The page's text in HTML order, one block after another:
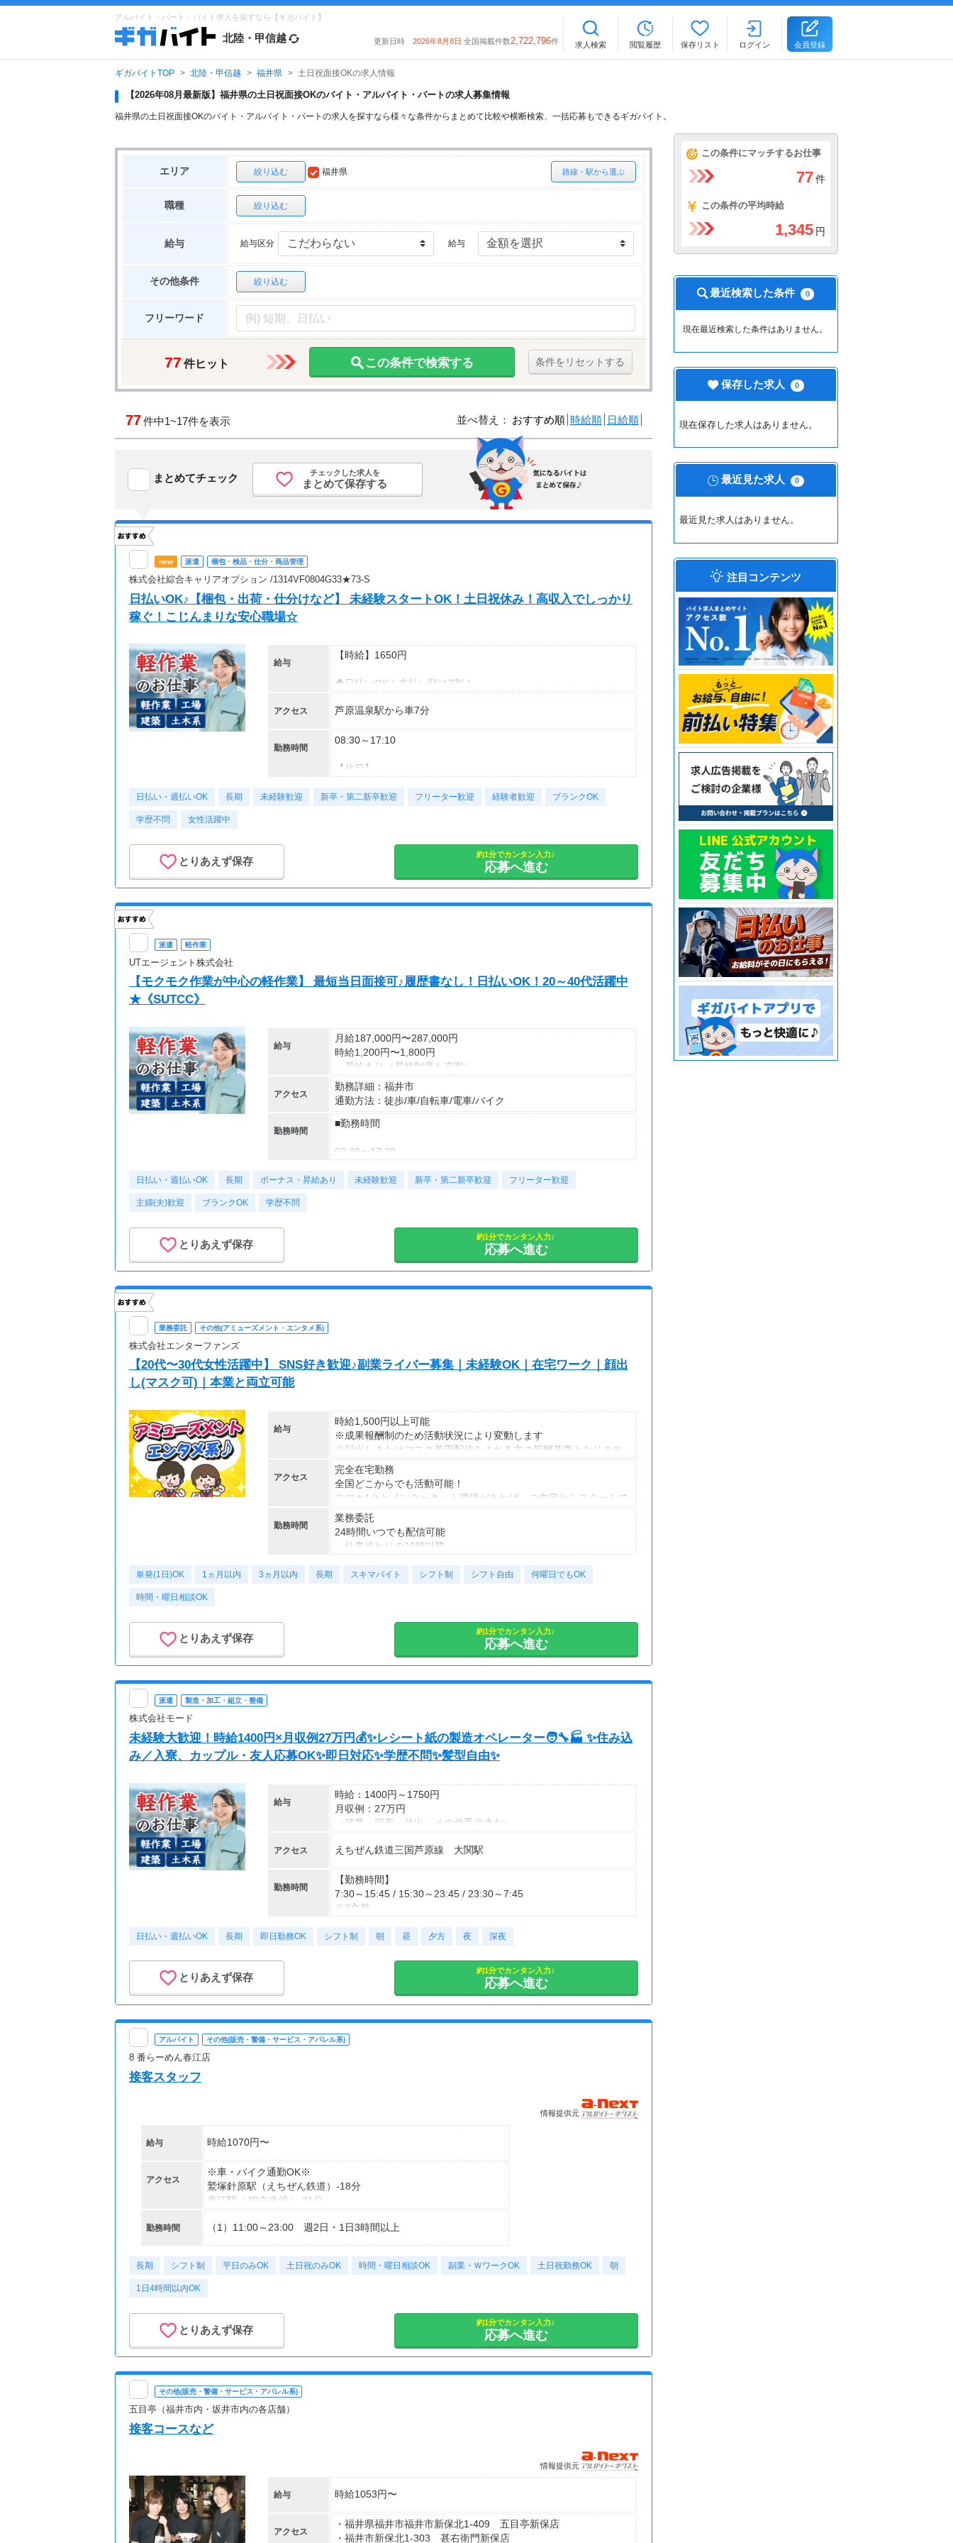
アルバイト・パート・バイト求人を探すなら【ギガバイト】
北陸・甲信越 更新日時 2026年8月8日 全国掲載件数2,722,796件 求人検索 閲覧履歴 保存リスト ログイン 会員登録
ギガバイトTOP 北陸・甲信越 福井県 土日祝面接OKの求人情報
【2026年08月最新版】福井県の土日祝面接OKのバイト・アルバイト・パートの求人募集情報
福井県の土日祝面接OKのバイト・アルバイト・パートの求人を探すなら様々な条件からまとめて比較や横断検索、一括応募もできるギガバイト。
エリア 絞り込む 路線・駅から選ぶ
福井県
職種 絞り込む
給与 給与区分 給与
その他条件 絞り込む
フリーワード
77 件ヒット この条件で検索する 条件をリセットする
77件中1~17件を表示 並べ替え： おすすめ順 時給順 日給順
まとめてチェック チェックした求人を
まとめて保存する
new 派遣 梱包・検品・仕分・商品管理
株式会社綜合キャリアオプション /1314VF0804G33★73-S
日払いOK♪【梱包・出荷・仕分けなど】 未経験スタートOK！土日祝休み！高収入でしっかり
稼ぐ！こじんまりな安心職場☆
給与
【時給】1650円
◆日払いOK！支払い額は7割！
アクセス 芦原温泉駅から車7分
勤務時間
08:30～17:10
【休日】
日払い・週払いOK 長期 未経験歓迎 新卒・第二新卒歓迎 フリーター歓迎 経験者歓迎 ブランクOK
学歴不問 女性活躍中
とりあえず保存
約1分でカンタン入力♪
応募へ進む
派遣 軽作業
UTエージェント株式会社
【モクモク作業が中心の軽作業】 最短当日面接可♪履歴書なし！日払いOK！20～40代活躍中
★《SUTCC》
給与
月給187,000円〜287,000円
時給1,200円〜1,800円
・昇給あり（昇格制度も充実）
・各種手当あり（残業手当、休出手当、深夜手当）
・最大月収例287,000円（月給＋諸手当）
■日払い制度（新制度）
・スマホからカンタン申請
アクセス
勤務詳細：福井市
通勤方法：徒歩/車/自転車/電車/バイク
勤務時間
■勤務時間
08:30〜17:30
※勤務例：
・土日休み／土日祝休み／シフト制（配属先による）
日払い・週払いOK 長期 ボーナス・昇給あり 未経験歓迎 新卒・第二新卒歓迎 フリーター歓迎
主婦(夫)歓迎 ブランクOK 学歴不問
とりあえず保存
約1分でカンタン入力♪
応募へ進む
業務委託 その他(アミューズメント・エンタメ系)
株式会社エンターファンズ
【20代〜30代女性活躍中】 SNS好き歓迎♪副業ライバー募集｜未経験OK｜在宅ワーク｜顔出
し(マスク可)｜本業と両立可能
給与
時給1,500円以上可能
※成果報酬制のため活動状況により変動します
※顔出しまたはマスク着用配信をされる方の報酬基準となります
【収入例】
■事務職Aさん（週3日・月50時間程度）
月収8万円～15万円
■営業職Bさん（週4日・月80時間程度）
月収15万円～25万円
■主婦Cさん（月100時間程度）
本業や家庭と両立しながら副業として活動されています。
アクセス
完全在宅勤務
全国どこからでも活動可能！
スマホ1台とインターネット環境があれば、ご自宅からスタートで
きます。
通勤時間ゼロだから、本業やプライベートとの両立もラクラク♪
勤務時間
業務委託
24時間いつでも配信可能
・仕事終わりの19時以降
・スキマ時間だけ
安定した活動を目指す方には、月30〜50時間以上の配信を推奨し
単発(1日)OK 1ヵ月以内 3ヵ月以内 長期 スキマバイト シフト制 シフト自由 何曜日でもOK
時間・曜日相談OK
とりあえず保存
約1分でカンタン入力♪
応募へ進む
派遣 製造・加工・組立・整備
株式会社モード
未経験大歓迎！時給1400円×月収例27万円💰✨レシート紙の製造オペレーター🧑‍🔧🏭 ✨住み込
み／入寮、カップル・友人応募OK✨即日対応✨学歴不問✨髪型自由✨
給与
時給：1400円～1750円
月収例：27万円
（残業・深夜・休出・その他手当含む）
アクセス えちぜん鉄道三国芦原線 大関駅
勤務時間
【勤務時間】
7:30～15:45 / 15:30～23:45 / 23:30～7:45
※3交替
【休日・休暇】
◆年間休日120日前後
※配属先／会社カレンダーに準ずる
定年年齢を上限として募集しています。
（例：定年60歳のため、59歳以下の方を対象とします）
日払い・週払いOK 長期 即日勤務OK シフト制 朝 昼 夕方 夜 深夜
とりあえず保存
約1分でカンタン入力♪
応募へ進む
アルバイト その他(販売・警備・サービス・アパレル系)
8 番らーめん春江店
接客スタッフ
情報提供元
給与 時給1070円〜
アクセス
※車・バイク通勤OK※
鷲塚針原駅（えちぜん鉄道）-18分
春江駅（JR在来線）-21分
勤務時間 （1）11:00～23:00 週2日・1日3時間以上
長期 シフト制 平日のみOK 土日祝のみOK 時間・曜日相談OK 副業・ＷワークOK 土日祝勤務OK 朝
1日4時間以内OK
とりあえず保存
約1分でカンタン入力♪
応募へ進む
その他(販売・警備・サービス・アパレル系)
五目亭（福井市内・坂井市内の各店舗）
接客コースなど
情報提供元
給与 時給1053円〜
アクセス
・福井県福井市福井市新保北1-409 五目亭新保店
・福井市新保北1-303 甚右衛門新保店
この条件にマッチするお仕事
77 件
この条件の平均時給
1,345 円
最近検索した条件 0
現在最近検索した条件はありません。
保存した求人 0
現在保存した求人はありません。
最近見た求人 0
最近見た求人はありません。
注目コンテンツ